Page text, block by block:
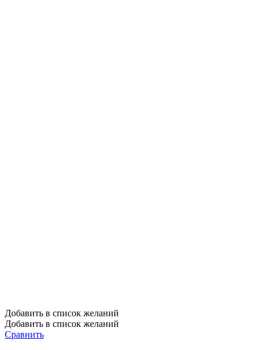
Добавить в список желаний
Добавить в список желаний
Сравнить